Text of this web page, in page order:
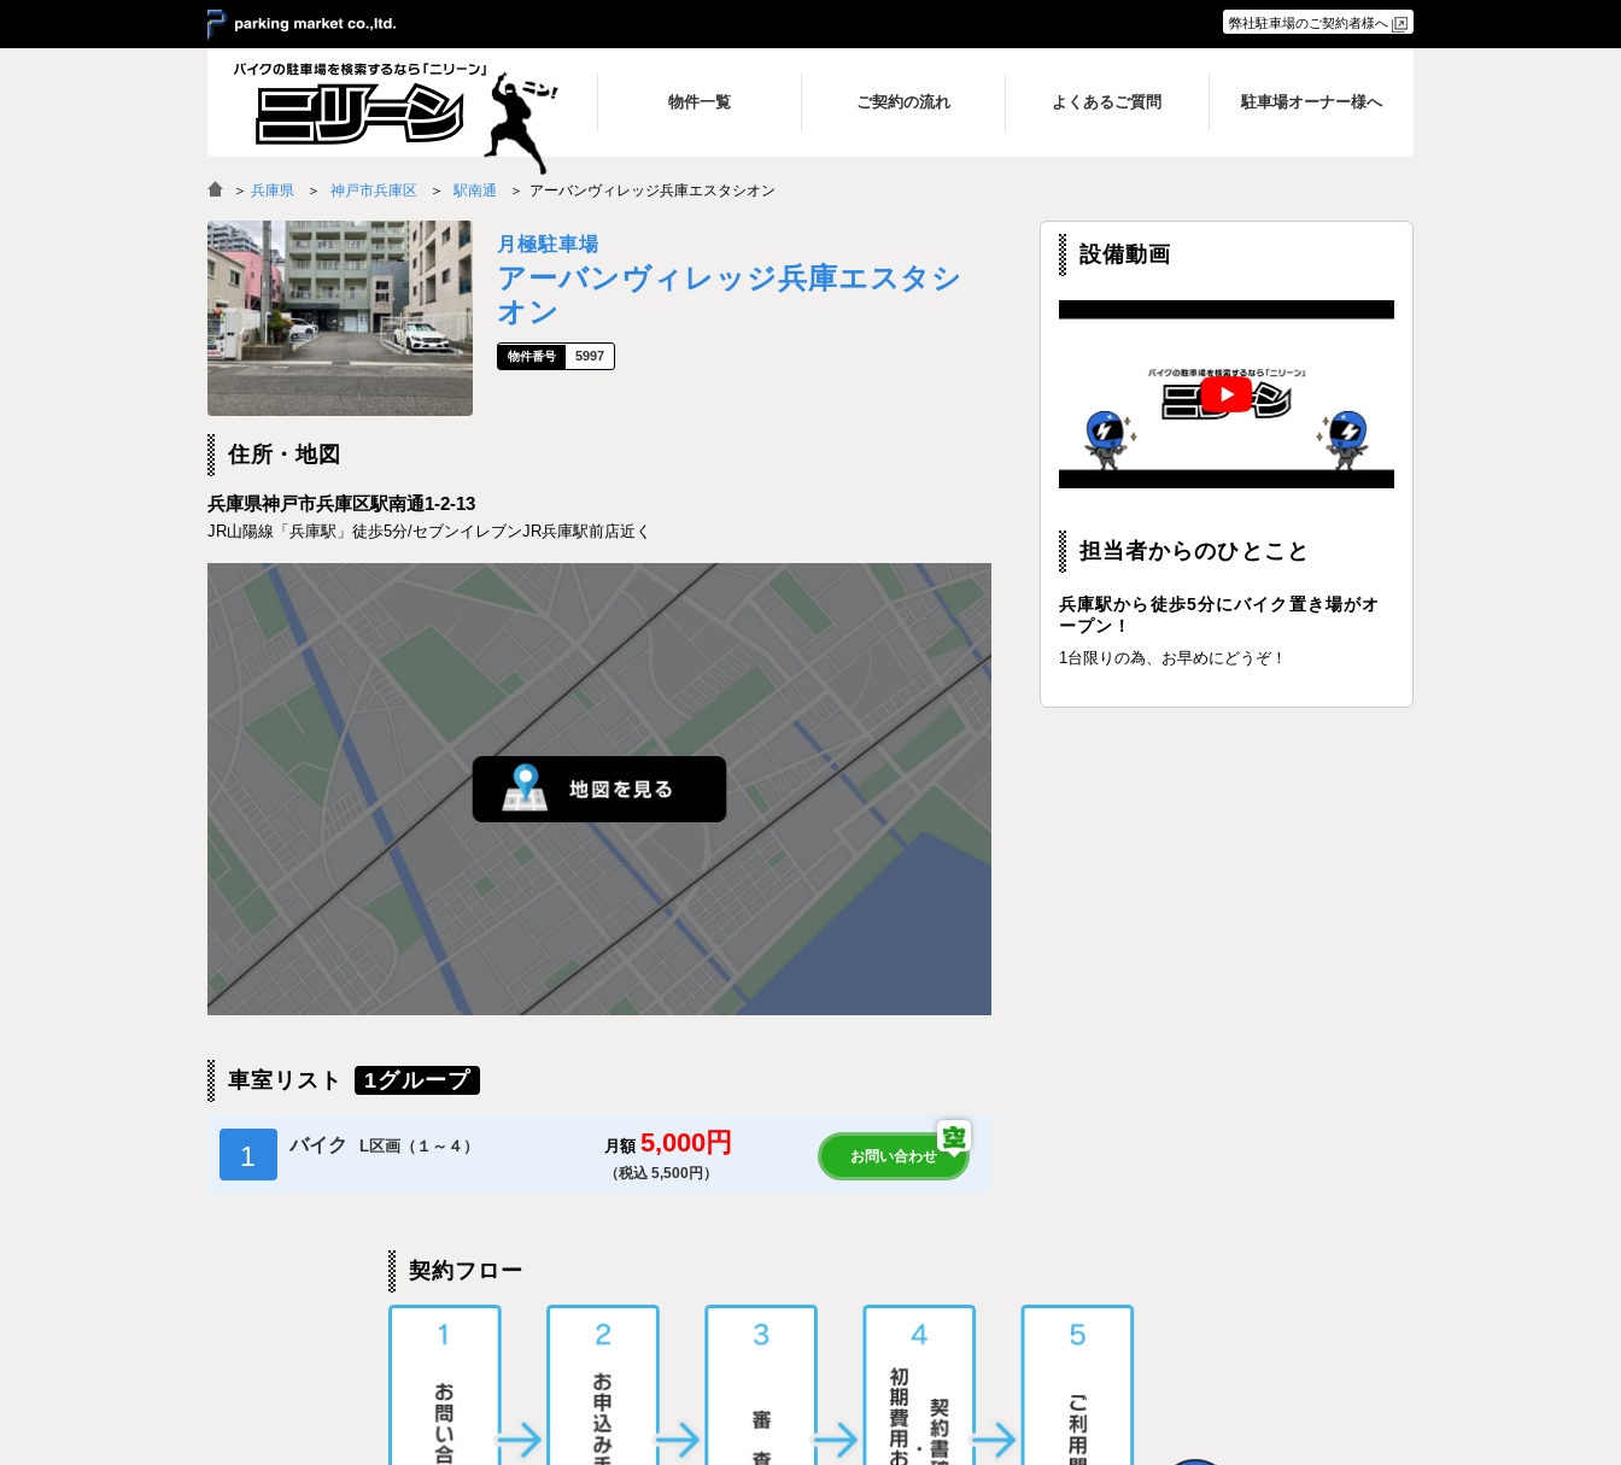
弊社駐車場のご契約者様へ
物件一覧 ご契約の流れ よくあるご質問 駐車場オーナー様へ
＞ 兵庫県 神戸市兵庫区 駅南通 アーバンヴィレッジ兵庫エスタシオン
月極駐車場
アーバンヴィレッジ兵庫エスタシ
オン
5997
住所・地図
兵庫県神戸市兵庫区駅南通1-2-13
JR山陽線「兵庫駅」徒歩5分/セブンイレブンJR兵庫駅前店近く
車室リスト 1グループ
1 バイク L区画（１～４） 月額 5,000円
（税込 5,500円）
お問い合わせ
設備動画
担当者からのひとこと
兵庫駅から徒歩5分にバイク置き場がオ
ープン！
1台限りの為、お早めにどうぞ！
契約フロー